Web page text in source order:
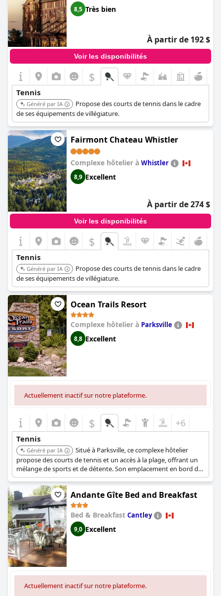
8,5 Très bien
À partir de 192 $
Voir les disponibilités
$
Tennis
Généré par IA
Propose des courts de tennis dans le cadre
de ses équipements de villégiature.
Fairmont Chateau Whistler
Complexe hôtelier à Whistler
8,9 Excellent
À partir de 274 $
Voir les disponibilités
$
Tennis
Généré par IA
Propose des courts de tennis dans le cadre
de ses équipements de villégiature.
Ocean Trails Resort
Complexe hôtelier à Parksville
8,8 Excellent
Actuellement inactif sur notre plateforme.
$ +6
Tennis
Généré par IA
Situé à Parksville, ce complexe hôtelier
propose des courts de tennis et un accès à la plage, offrant un
mélange de sports et de détente. Son emplacement en bord de
mer améliore l'expérience de vacances pour les clients
souhaitant profiter du plein air.
Andante Gîte Bed and Breakfast
Bed & Breakfast Cantley
9,0 Excellent
Actuellement inactif sur notre plateforme.